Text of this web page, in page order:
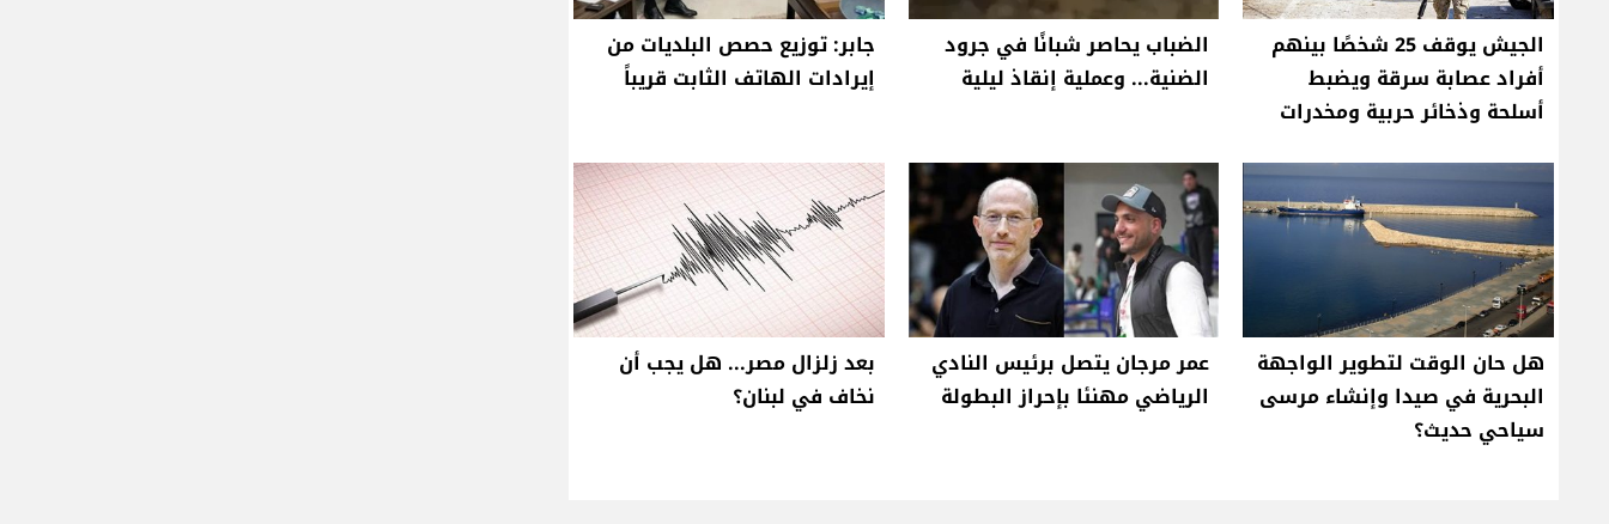
الجيش يوقف 25 شخصًا بينهم
أفراد عصابة سرقة ويضبط
أسلحة وذخائر حربية ومخدرات
الضباب يحاصر شبانًا في جرود
الضنية... وعملية إنقاذ ليلية
جابر: توزيع حصص البلديات من
إيرادات الهاتف الثابت قريباً
هل حان الوقت لتطوير الواجهة
البحرية في صيدا وإنشاء مرسى
سياحي حديث؟
عمر مرجان يتصل برئيس النادي
الرياضي مهنئا بإحراز البطولة
بعد زلزال مصر... هل يجب أن
نخاف في لبنان؟